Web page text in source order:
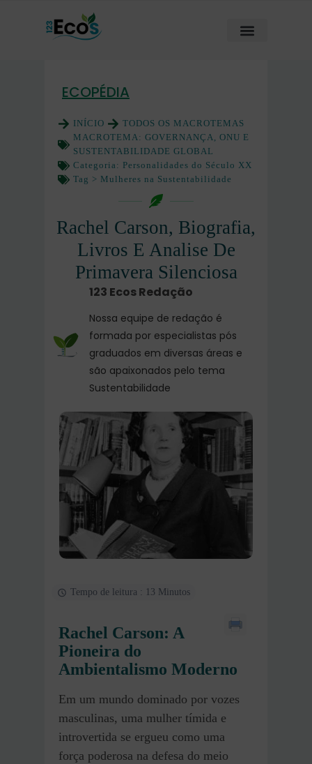
ECOPÉDIA
INÍCIO
TODOS OS MACROTEMAS
MACROTEMA: GOVERNANÇA, ONU E
SUSTENTABILIDADE GLOBAL
Categoria: Personalidades do Século XX
Tag > Mulheres na Sustentabilidade
Rachel Carson, Biografia,
Livros E Analise De
Primavera Silenciosa
123 Ecos Redação
Nossa equipe de redação é
formada por especialistas pós
graduados em diversas áreas e
são apaixonados pelo tema
Sustentabilidade
Tempo de leitura : 13 Minutos
Rachel Carson: A
Pioneira do
Ambientalismo Moderno
Em um mundo dominado por vozes
masculinas, uma mulher tímida e
introvertida se ergueu como uma
força poderosa na defesa do meio